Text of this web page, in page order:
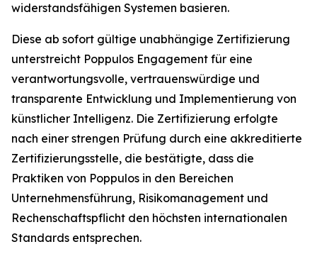
widerstandsfähigen Systemen basieren.
Diese ab sofort gültige unabhängige Zertifizierung
unterstreicht Poppulos Engagement für eine
verantwortungsvolle, vertrauenswürdige und
transparente Entwicklung und Implementierung von
künstlicher Intelligenz. Die Zertifizierung erfolgte
nach einer strengen Prüfung durch eine akkreditierte
Zertifizierungsstelle, die bestätigte, dass die
Praktiken von Poppulos in den Bereichen
Unternehmensführung, Risikomanagement und
Rechenschaftspflicht den höchsten internationalen
Standards entsprechen.